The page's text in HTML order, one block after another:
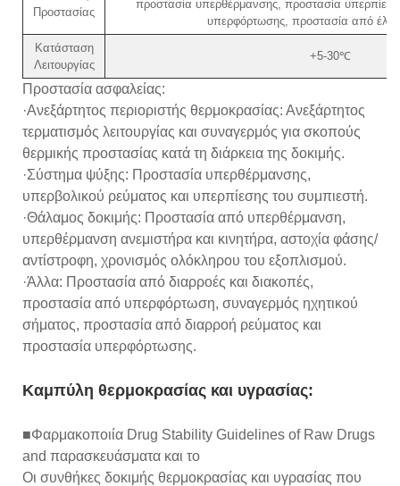
Προστασίας
προστασία υπερθέρμανσης, προστασία
υπερφόρτωσης, προστασία από
Κατάσταση
Λειτουργίας
+5-30℃
Προστασία ασφαλείας:
·Ανεξάρτητος περιοριστής θερμοκρασίας: Ανεξάρτητος
τερματισμός λειτουργίας και συναγερμός για σκοπούς
θερμικής προστασίας κατά τη διάρκεια της δοκιμής.
·Σύστημα ψύξης: Προστασία υπερθέρμανσης,
υπερβολικού ρεύματος και υπερπίεσης του συμπιεστή.
·Θάλαμος δοκιμής: Προστασία από υπερθέρμανση,
υπερθέρμανση ανεμιστήρα και κινητήρα, αστοχία φάσης/
αντίστροφη, χρονισμός ολόκληρου του εξοπλισμού.
·Άλλα: Προστασία από διαρροές και διακοπές,
προστασία από υπερφόρτωση, συναγερμός ηχητικού
σήματος, προστασία από διαρροή ρεύματος και
προστασία υπερφόρτωσης.
Καμπύλη θερμοκρασίας και υγρασίας:
■Φαρμακοποιία Drug Stability Guidelines of Raw Drugs
and παρασκευάσματα και το
Οι συνθήκες δοκιμής θερμοκρασίας και υγρασίας που